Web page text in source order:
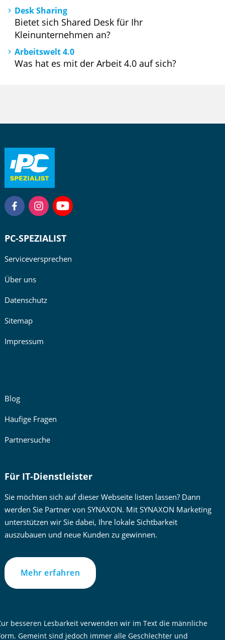
Desk Sharing
Bietet sich Shared Desk für Ihr
Kleinunternehmen an?
Arbeitswelt 4.0
Was hat es mit der Arbeit 4.0 auf sich?
PC-SPEZIALIST
Serviceversprechen
Über uns
Datenschutz
Sitemap
Impressum
Blog
Häufige Fragen
Partnersuche
Für IT-Dienstleister
Sie möchten sich auf dieser Webseite listen lassen? Dann
werden Sie Partner von SYNAXON. Mit SYNAXON Marketing
unterstützen wir Sie dabei, Ihre lokale Sichtbarkeit
auszubauen und neue Kunden zu gewinnen.
Mehr erfahren
besseren Lesbarkeit verwenden wir im Text die männliche
Gemeint sind jedoch immer alle Geschlechter und